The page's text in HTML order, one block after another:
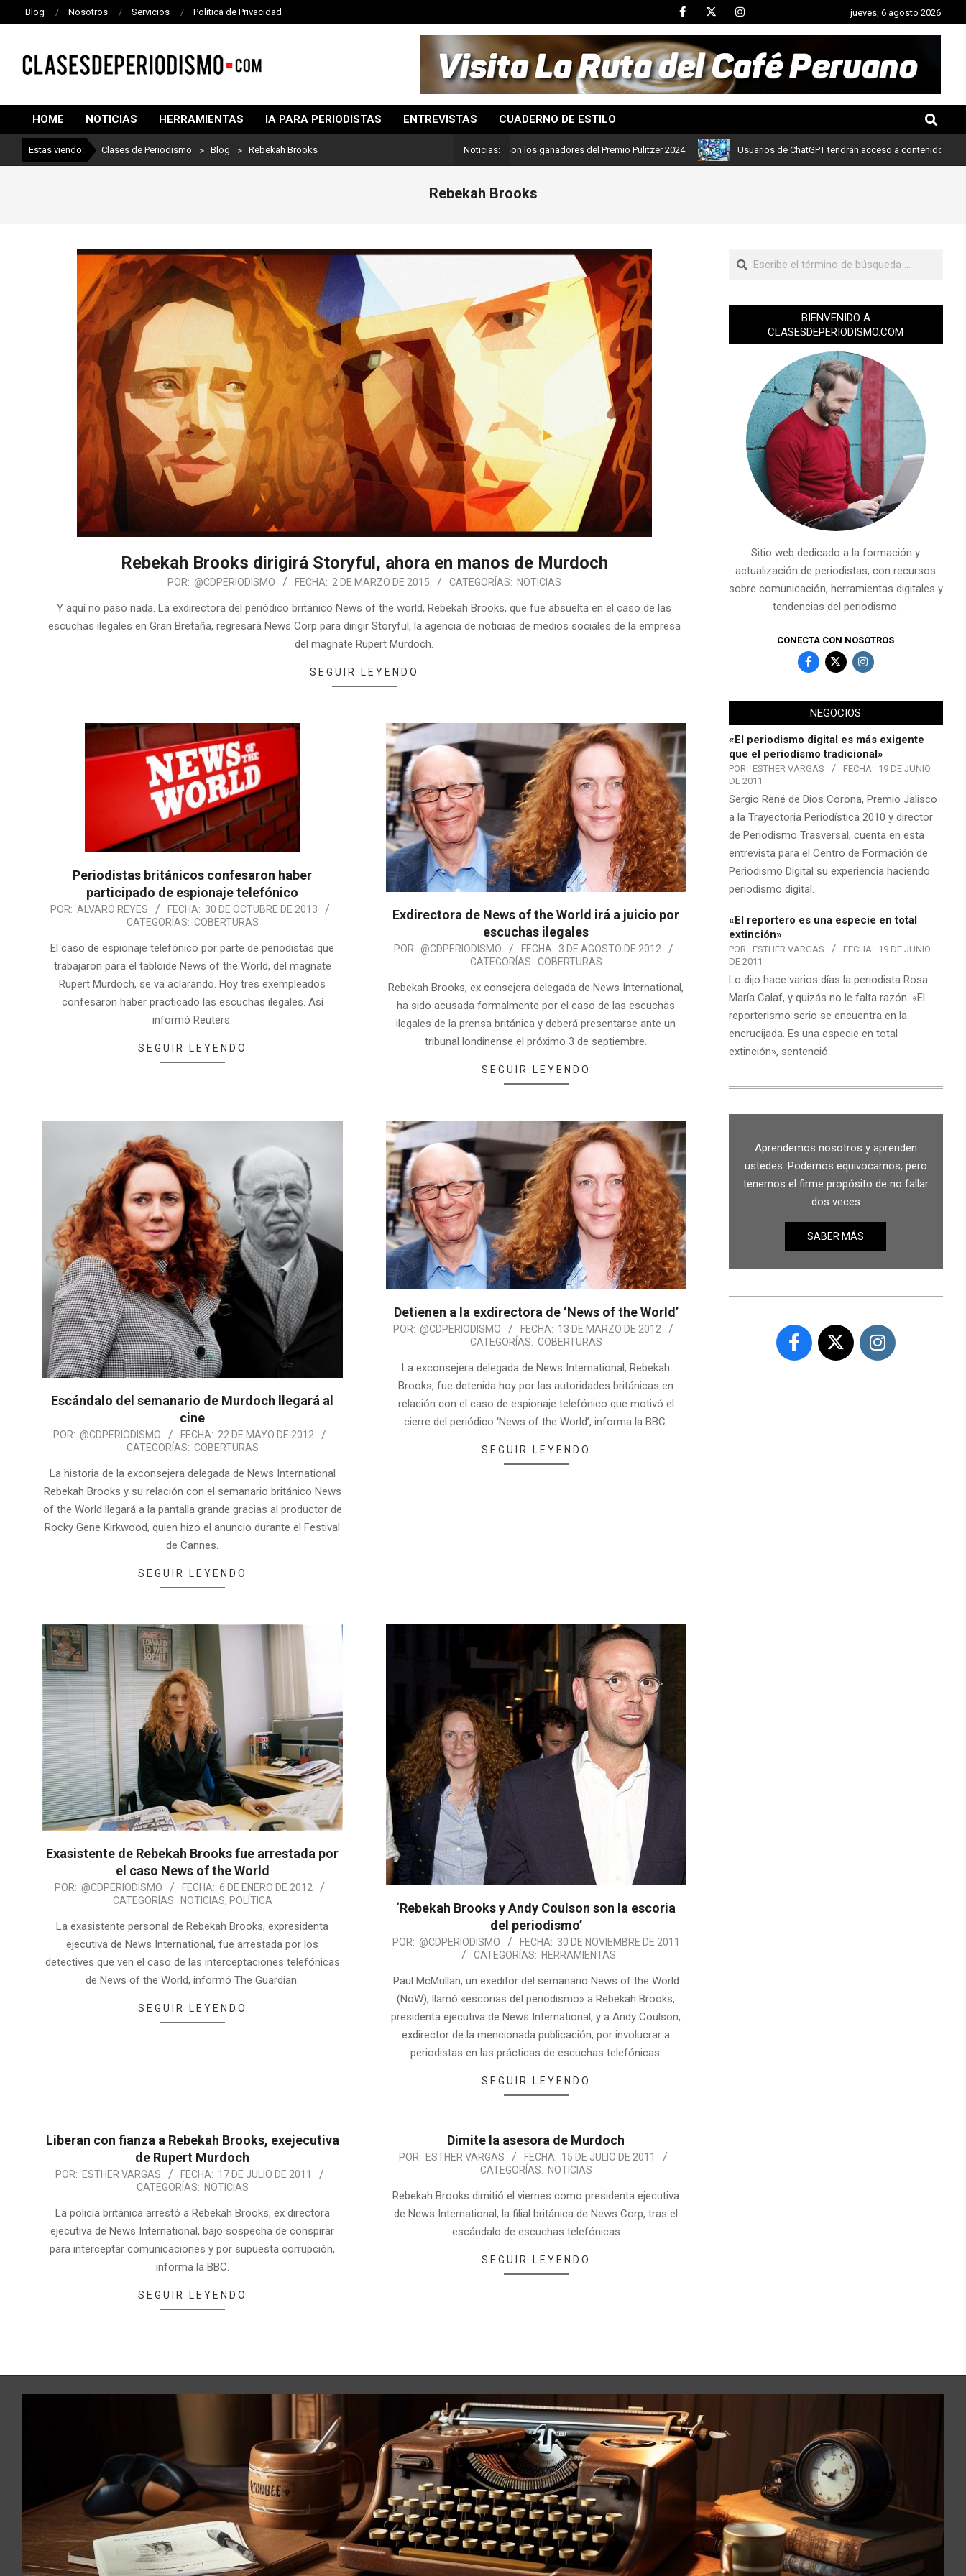
Blog Nosotros Servicios Política de Privacidad jueves, 6 agosto 2026
DE
PERIODISMO
HOME NOTICIAS HERRAMIENTAS IA PARA PERIODISTAS ENTREVISTAS CUADERNO DE ESTILO
Estas viendo: Clases de Periodismo > Blog > Rebekah Brooks Noticias:
Lo mejor del periodismo: Estos son los ganadores del Premio Pulitzer 2024 Usuarios de ChatGPT tendrán acceso a contenidos de noticias de
Rebekah Brooks
Rebekah Brooks dirigirá Storyful, ahora en manos de Murdoch
POR: @CDPERIODISMO FECHA: 2 DE MARZO DE 2015 CATEGORÍAS: NOTICIAS
Y aquí no pasó nada. La exdirectora del periódico británico News of the world, Rebekah Brooks, que fue absuelta en el caso de las
escuchas ilegales en Gran Bretaña, regresará News Corp para dirigir Storyful, la agencia de noticias de medios sociales de la empresa
del magnate Rupert Murdoch.
SEGUIR LEYENDO
Periodistas británicos confesaron haber
participado de espionaje telefónico
POR: ALVARO REYES FECHA: 30 DE OCTUBRE DE 2013
CATEGORÍAS: COBERTURAS
El caso de espionaje telefónico por parte de periodistas que
trabajaron para el tabloide News of the World, del magnate
Rupert Murdoch, se va aclarando. Hoy tres exempleados
confesaron haber practicado las escuchas ilegales. Así
informó Reuters.
SEGUIR LEYENDO
Exdirectora de News of the World irá a juicio por
escuchas ilegales
POR: @CDPERIODISMO FECHA: 3 DE AGOSTO DE 2012
CATEGORÍAS: COBERTURAS
Rebekah Brooks, ex consejera delegada de News International,
ha sido acusada formalmente por el caso de las escuchas
ilegales de la prensa británica y deberá presentarse ante un
tribunal londinense el próximo 3 de septiembre.
SEGUIR LEYENDO
Escándalo del semanario de Murdoch llegará al
cine
POR: @CDPERIODISMO FECHA: 22 DE MAYO DE 2012
CATEGORÍAS: COBERTURAS
La historia de la exconsejera delegada de News International
Rebekah Brooks y su relación con el semanario británico News
of the World llegará a la pantalla grande gracias al productor de
Rocky Gene Kirkwood, quien hizo el anuncio durante el Festival
de Cannes.
SEGUIR LEYENDO
Detienen a la exdirectora de ‘News of the World’
POR: @CDPERIODISMO FECHA: 13 DE MARZO DE 2012
CATEGORÍAS: COBERTURAS
La exconsejera delegada de News International, Rebekah
Brooks, fue detenida hoy por las autoridades británicas en
relación con el caso de espionaje telefónico que motivó el
cierre del periódico ‘News of the World’, informa la BBC.
SEGUIR LEYENDO
Exasistente de Rebekah Brooks fue arrestada por
el caso News of the World
POR: @CDPERIODISMO FECHA: 6 DE ENERO DE 2012
CATEGORÍAS: NOTICIAS, POLÍTICA
La exasistente personal de Rebekah Brooks, expresidenta
ejecutiva de News International, fue arrestada por los
detectives que ven el caso de las interceptaciones telefónicas
de News of the World, informó The Guardian.
SEGUIR LEYENDO
‘Rebekah Brooks y Andy Coulson son la escoria
del periodismo’
POR: @CDPERIODISMO FECHA: 30 DE NOVIEMBRE DE 2011
CATEGORÍAS: HERRAMIENTAS
Paul McMullan, un exeditor del semanario News of the World
(NoW), llamó «escorias del periodismo» a Rebekah Brooks,
presidenta ejecutiva de News International, y a Andy Coulson,
exdirector de la mencionada publicación, por involucrar a
periodistas en las prácticas de escuchas telefónicas.
SEGUIR LEYENDO
Liberan con fianza a Rebekah Brooks, exejecutiva
de Rupert Murdoch
POR: ESTHER VARGAS FECHA: 17 DE JULIO DE 2011
CATEGORÍAS: NOTICIAS
La policía británica arrestó a Rebekah Brooks, ex directora
ejecutiva de News International, bajo sospecha de conspirar
para interceptar comunicaciones y por supuesta corrupción,
informa la BBC.
SEGUIR LEYENDO
Dimite la asesora de Murdoch
POR: ESTHER VARGAS FECHA: 15 DE JULIO DE 2011
CATEGORÍAS: NOTICIAS
Rebekah Brooks dimitió el viernes como presidenta ejecutiva
de News International, la filial británica de News Corp, tras el
escándalo de escuchas telefónicas
SEGUIR LEYENDO
BIENVENIDO A
CLASESDEPERIODISMO.COM
Sitio web dedicado a la formación y
actualización de periodistas, con recursos
sobre comunicación, herramientas digitales y
tendencias del periodismo.
CONECTA CON NOSOTROS
NEGOCIOS
«El periodismo digital es más exigente
que el periodismo tradicional»
POR: ESTHER VARGAS FECHA: 19 DE JUNIO
DE 2011
Sergio René de Dios Corona, Premio Jalisco
a la Trayectoria Periodística 2010 y director
de Periodismo Trasversal, cuenta en esta
entrevista para el Centro de Formación de
Periodismo Digital su experiencia haciendo
periodismo digital.
«El reportero es una especie en total
extinción»
POR: ESTHER VARGAS FECHA: 19 DE JUNIO
DE 2011
Lo dijo hace varios días la periodista Rosa
María Calaf, y quizás no le falta razón. «El
reporterismo serio se encuentra en la
encrucijada. Es una especie en total
extinción», sentenció.
Aprendemos nosotros y aprenden
ustedes. Podemos equivocarnos, pero
tenemos el firme propósito de no fallar
dos veces
SABER MÁS